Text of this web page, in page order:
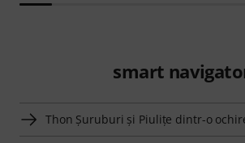
smart
Thon Şuruburi şi Piuliţe dintr-o